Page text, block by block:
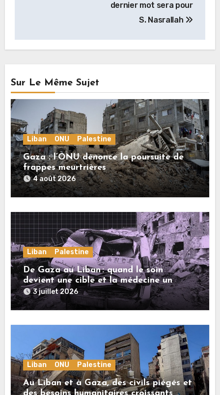
dernier mot sera pour
S. Nasrallah
Sur Le Même Sujet
Liban ONU Palestine
Gaza : l’ONU dénonce la poursuite de
frappes meurtrières
4 août 2026
Liban Palestine
De Gaza au Liban : quand le soin
devient une cible et la médecine un
crime
3 juillet 2026
Liban ONU Palestine
Au Liban et à Gaza, des civils piégés et